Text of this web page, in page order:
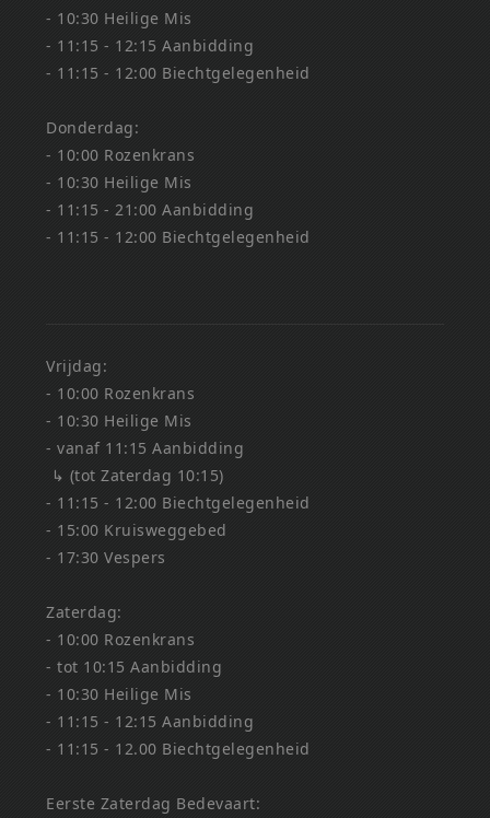
- 10:30 Heilige Mis
- 11:15 - 12:15 Aanbidding
- 11:15 - 12:00 Biechtgelegenheid
Donderdag:
- 10:00 Rozenkrans
- 10:30 Heilige Mis
- 11:15 - 21:00 Aanbidding
- 11:15 - 12:00 Biechtgelegenheid
Vrijdag:
- 10:00 Rozenkrans
- 10:30 Heilige Mis
- vanaf 11:15 Aanbidding
↳ (tot Zaterdag 10:15)
- 11:15 - 12:00 Biechtgelegenheid
- 15:00 Kruisweggebed
- 17:30 Vespers
Zaterdag:
- 10:00 Rozenkrans
- tot 10:15 Aanbidding
- 10:30 Heilige Mis
- 11:15 - 12:15 Aanbidding
- 11:15 - 12.00 Biechtgelegenheid
Eerste Zaterdag Bedevaart: